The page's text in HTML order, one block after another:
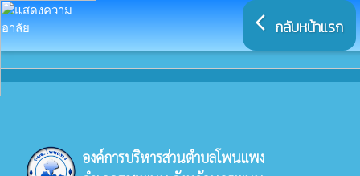
arrow_back_ios กลับหน้าแรก
องค์การบริหารส่วนตำบลโพนแพง